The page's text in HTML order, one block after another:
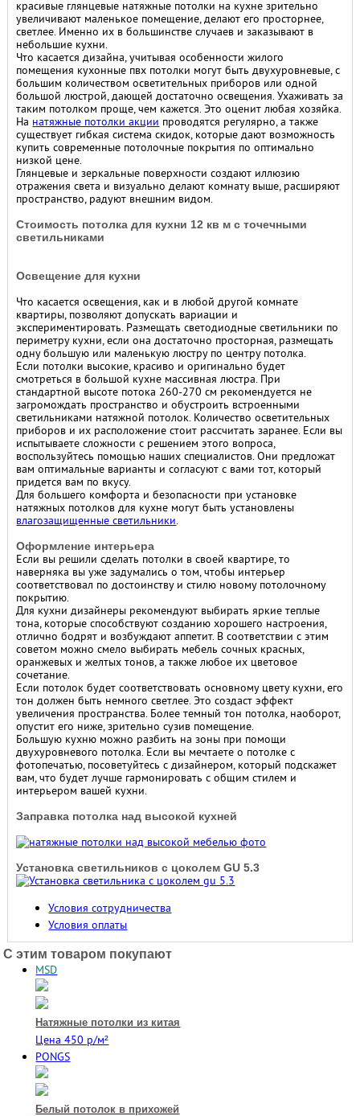
красивые глянцевые натяжные потолки на кухне зрительно
увеличивают маленькое помещение, делают его просторнее,
светлее. Именно их в большинстве случаев и заказывают в
небольшие кухни.
Что касается дизайна, учитывая особенности жилого
помещения кухонные пвх потолки могут быть двухуровневые, с
большим количеством осветительных приборов или одной
большой люстрой, дающей достаточно освещения. Ухаживать за
таким потолком проще, чем кажется. Это оценит любая хозяйка.
На натяжные потолки акции проводятся регулярно, а также
существует гибкая система скидок, которые дают возможность
купить современные потолочные покрытия по оптимально
низкой цене.
Глянцевые и зеркальные поверхности создают иллюзию
отражения света и визуально делают комнату выше, расширяют
пространство, радуют внешним видом.
Стоимость потолка для кухни 12 кв м с точечными
светильниками
Освещение для кухни
Что касается освещения, как и в любой другой комнате
квартиры, позволяют допускать вариации и
экспериментировать. Размещать светодиодные светильники по
периметру кухни, если она достаточно просторная, размещать
одну большую или маленькую люстру по центру потолка.
Если потолки высокие, красиво и оригинально будет
смотреться в большой кухне массивная люстра. При
стандартной высоте потока 260-270 см рекомендуется не
загромождать пространство и обустроить встроенными
светильниками натяжной потолок. Количество осветительных
приборов и их расположение стоит рассчитать заранее. Если вы
испытываете сложности с решением этого вопроса,
воспользуйтесь помощью наших специалистов. Они предложат
вам оптимальные варианты и согласуют с вами тот, который
придется вам по вкусу.
Для большего комфорта и безопасности при установке
натяжных потолков для кухне могут быть установлены
влагозащищенные светильники.
Оформление интерьера
Если вы решили сделать потолки в своей квартире, то
наверняка вы уже задумались о том, чтобы интерьер
соответствовал по достоинству и стилю новому потолочному
покрытию.
Для кухни дизайнеры рекомендуют выбирать яркие теплые
тона, которые способствуют созданию хорошего настроения,
отлично бодрят и возбуждают аппетит. В соответствии с этим
советом можно смело выбирать мебель сочных красных,
оранжевых и желтых тонов, а также любое их цветовое
сочетание.
Если потолок будет соответствовать основному цвету кухни, его
тон должен быть немного светлее. Это создаст эффект
увеличения пространства. Более темный тон потолка, наоборот,
опустит его ниже, зрительно сузив помещение.
Большую кухню можно разбить на зоны при помощи
двухуровневого потолка. Если вы мечтаете о потолке с
фотопечатью, посоветуйтесь с дизайнером, который подскажет
вам, что будет лучше гармонировать с общим стилем и
интерьером вашей кухни.
Заправка потолка над высокой кухней
Установка светильников с цоколем GU 5.3
Условия сотрудничества
Условия оплаты
C этим товаром покупают
MSD
Натяжные потолки из китая
Цена 450 р/м²
PONGS
Белый потолок в прихожей